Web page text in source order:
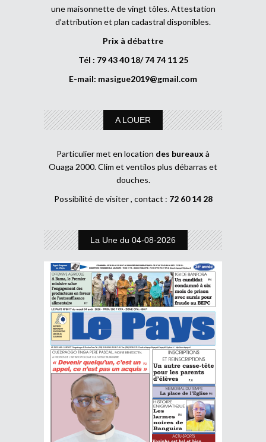
une maisonnette de vingt tôles. Attestation
d’attribution et plan cadastral disponibles.
Prix à débattre
Tél : 79 43 40 18/ 74 74 11 25
E-mail: masigue2019@gmail.com
A LOUER
Particulier met en location des bureaux à
Ouaga 2000. Clim et ventilos plus débarras et
douches.
Possibilité de visiter , contact : 72 60 14 28
La Une du 04-08-2026